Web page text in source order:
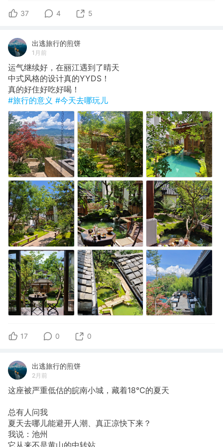
37 4 5
出逃旅行的煎饼
1月前
运气继续好，在丽江遇到了晴天
​中式风格的设计真的YYDS！
​真的好住好吃好喝！
#旅行的意义 #今天去哪玩儿
17 0 0
出逃旅行的煎饼
2月前
这座被严重低估的皖南小城，藏着18℃的夏天
总有人问我
夏天去哪儿能避开人潮、真正凉快下来？
我说：池州